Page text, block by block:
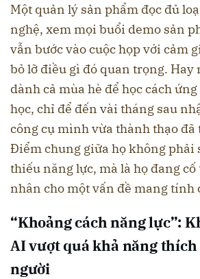
Một quản lý sản phẩm đọc đủ
nghệ, xem mọi buổi demo sản
vẫn bước vào cuộc họp với cảm
bỏ lỡ điều gì đó quan trọng. Hay
dành cả mùa hè để học cách
học, chỉ để đến vài tháng sau
công cụ mình vừa thành thạo
Điểm chung giữa họ không phải
thiếu năng lực, mà là họ đang
nhân cho một vấn đề mang tính
“Khoảng cách năng lực”:
AI vượt quá khả năng
người